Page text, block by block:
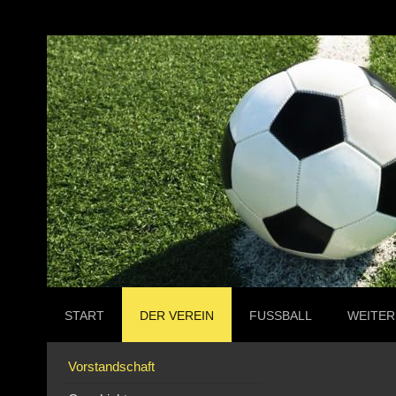
START DER VEREIN FUSSBALL
Vorstandschaft